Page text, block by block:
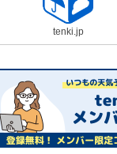
tenki.jp